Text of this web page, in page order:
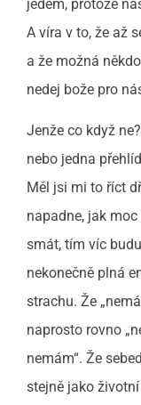
jedem, protože
A víra v to, že až
a že možná
nedej bože pro
Jenže co když
nebo jedna
Měl jsi mi to říct
napadne, jak
smát, tím víc
nekonečně plná
strachu. Že
naprosto rovno
nemám“. Že
stejně jako